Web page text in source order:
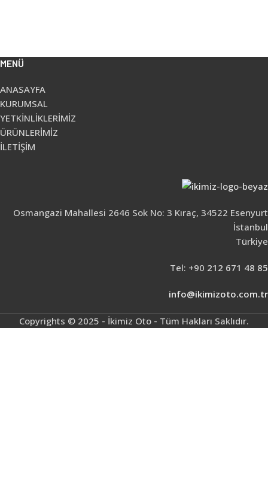
MENÜ
ANASAYFA
KURUMSAL
YETKİNLİKLERİMİZ
ÜRÜNLERİMİZ
İLETİŞİM
Osmangazi Mahallesi 2646 Sok No: 3 Kıraç, 34522 Esenyurt
İstanbul
Türkiye
Tel: +90 212 671 48 85
info@ikimizoto.com.tr
Copyrights © 2025 - İkimiz Oto - Tüm Hakları Saklıdır.